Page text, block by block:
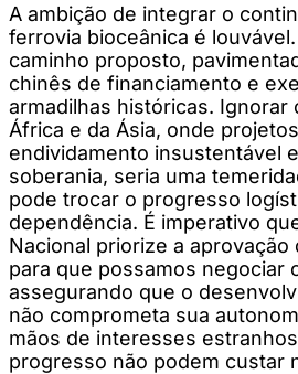
A ambição de integrar o
ferrovia bioceânica é
caminho proposto,
chinês de financiamento e
armadilhas históricas. Ignorar
África e da Ásia, onde
endividamento insustentável
soberania, seria uma
pode trocar o progresso
dependência. É imperativo
Nacional priorize a aprovação
para que possamos negociar
assegurando que o
não comprometa sua
mãos de interesses
progresso não podem custar